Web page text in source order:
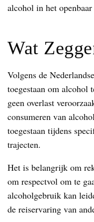
alcohol in het
Wat
Volgens de
toegestaan om alcohol
geen overlast
consumeren van
toegestaan tijdens
trajecten.
Het is belangrijk om
om respectvol om te
alcoholgebruik kan
de reiservaring van